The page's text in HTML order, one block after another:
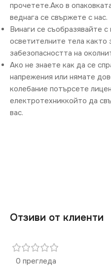
прочетете.Ако в
веднага се свържете с нас.
Винаги се съобразявайте
осветителните тела както
забезопасността на
Ако не знаете как да се
напрежения или нямате
колебание потърсете
електротехниккойто да
вас.
Отзиви от клиенти
0 прегледа